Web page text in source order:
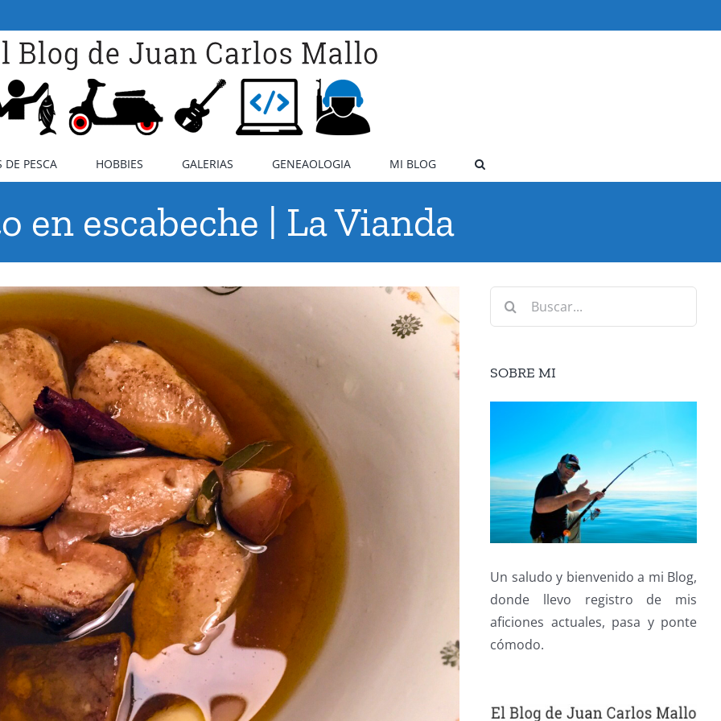
DE PESCA HOBBIES GALERIAS GENEAOLOGIA MI BLOG
en escabeche | La Vianda
Buscar:
SOBRE MI
Un saludo y bienvenido a mi Blog,
donde llevo registro de mis
aficiones actuales, pasa y ponte
cómodo.